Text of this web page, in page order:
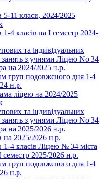
5-11 класи, 2024/2025
1-4 класів на І семестр 2024-
та індивідуальних
з учнями Ліцею No 34
на 2024/2025 н.р.
груп подовженого дня 1-4
н.р.
ліцею на 2024/2025
та індивідуальних
з учнями Ліцею No 34
на 2025/2026 н.р.
на 2025/2026 н.р.
1-4 класів Ліцею № 34 міста
2025/2026 н.р.
груп подовженого дня 1-4
н.р.